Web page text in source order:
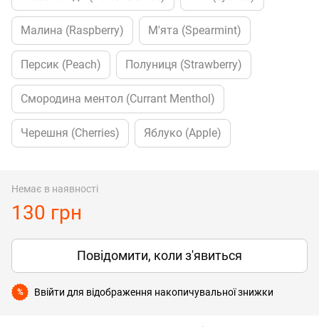
Малина (Raspberry) М'ята (Spearmint)
Персик (Peach) Полуниця (Strawberry)
Смородина ментол (Currant Menthol)
Черешня (Cherries) Яблуко (Apple)
Немає в наявності
130 грн
Повідомити, коли з'явиться
% Ввійти для відображення накопичувальної знижки